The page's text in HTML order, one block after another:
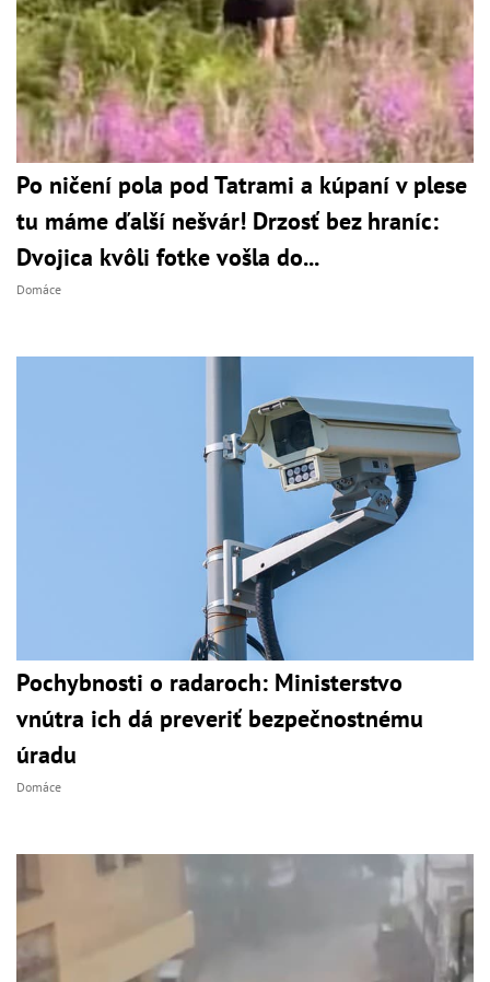
Po ničení pola pod Tatrami a kúpaní v plese
tu máme ďalší nešvár! Drzosť bez hraníc:
Dvojica kvôli fotke vošla do...
Domáce
Pochybnosti o radaroch: Ministerstvo
vnútra ich dá preveriť bezpečnostnému
úradu
Domáce